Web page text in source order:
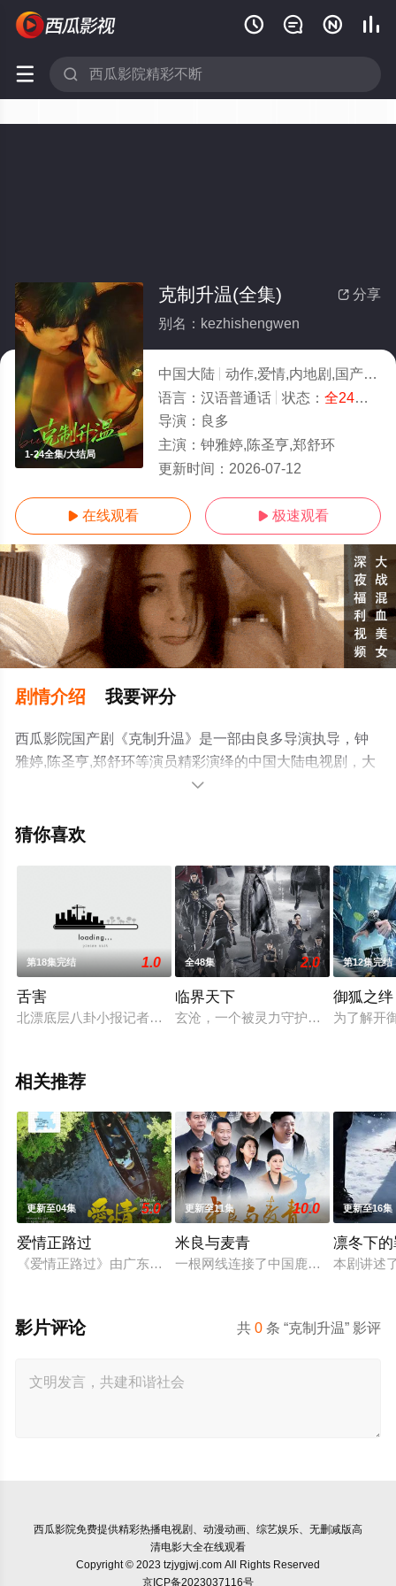
   
 
1-24全集/大结局
 分享
克制升温(全集)
别名：kezhishengwen
中国大陆 动作,爱情,内地剧,国产剧
语言： 汉语普通话 状态： 全24集
导演： 良多
主演： 钟雅婷,陈圣亨,郑舒环
更新时间： 2026-07-12
 在线观看  极速观看
剧情介绍 我要评分
西瓜影院国产剧《克制升温》是一部由良多导演执导，钟
雅婷,陈圣亨,郑舒环等演员精彩演绎的中国大陆电视剧，大
结局剧情已揭晓（1-24全集），手机免费观看高清未删减
看，更多剧情信息可移步至豆瓣电视剧、电视猫或剧情网

猜你喜欢
第18集完结 1.0
舌害
北漂底层八卦小报记者翟一桃（宋祖儿 饰）每天背负着主编爆
全48集 2.0
临界天下
玄沧，一个被灵力守护的邦域。一
第12集完结
御狐之
为了解开
相关推荐
更新至04集 5.0
爱情正路过
《爱情正路过》由广东局选送，岭南文化传媒（广东）有限公
更新至11集 10.0
米良与麦青
一根网线连接了中国鹿鸣村和英国牛
更新至16集
凛冬下
本剧讲述
共0 条 “克制升温” 影评
影片评论
西瓜影院免费提供精彩热播电视剧、动漫动画、综艺娱乐、无删减版高
清电影大全在线观看
Copyright © 2023 tzjygjwj.com All Rights Reserved
京ICP备2023037116号